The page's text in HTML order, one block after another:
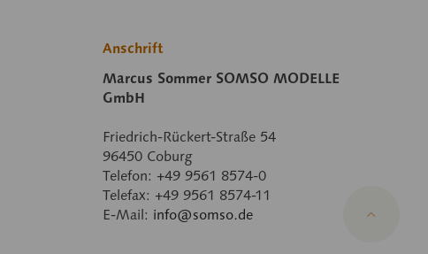
Anschrift
Marcus Sommer SOMSO MODELLE
GmbH
Friedrich-Rückert-Straße 54
96450 Coburg
Telefon: +49 9561 8574-0
Telefax: +49 9561 8574-11
E-Mail: info@somso.de